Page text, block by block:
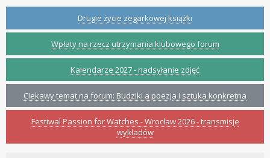
Drugie życie zegarkowej książki
Wpłaty na rzecz utrzymania klubowego forum
Kalendarze 2027 - nadsyłanie zdjęć
Ciekawy temat na forum: Budziki a poezja i sztuka konkretna
Festiwal Passion for Watches - Wrocław 2026 - transmisje
wykładów